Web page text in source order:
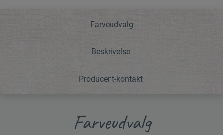
Farveudvalg
Beskrivelse
Producent-kontakt
Farveudvalg